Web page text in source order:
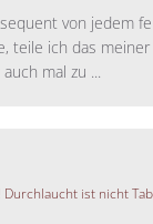
von jedem
teile ich das
mal zu ...
ist nicht